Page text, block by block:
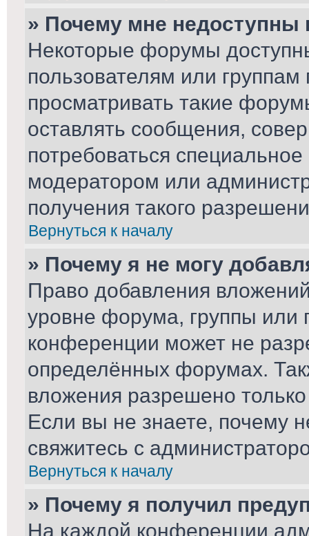
» Почему мне
Некоторые форумы
пользователям или
просматривать такие
оставлять сообщения,
потребоваться
модератором или
получения такого
Вернуться к началу
» Почему я не могу
Право добавления
уровне форума, группы или
конференции может не
определённых форумах.
вложения разрешено
Если вы не знаете, почему
свяжитесь с
Вернуться к началу
» Почему я получил
На каждой конференции